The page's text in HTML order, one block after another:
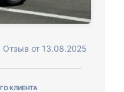
Отзыв от 13.08.2025
КЛИЕНТА